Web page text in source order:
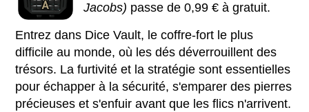
Jacobs) passe de 0,99 € à gratuit.
Entrez dans Dice Vault, le coffre-fort le plus
difficile au monde, où les dés déverrouillent des
trésors. La furtivité et la stratégie sont essentielles
pour échapper à la sécurité, s'emparer des pierres
précieuses et s'enfuir avant que les flics n'arrivent.